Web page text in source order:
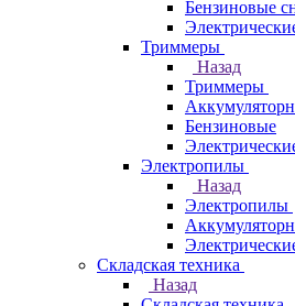
Бензиновые
Триммеры
Назад
Триммеры
Бензиновые
Электропилы
Назад
Электропилы
Складская техника
Назад